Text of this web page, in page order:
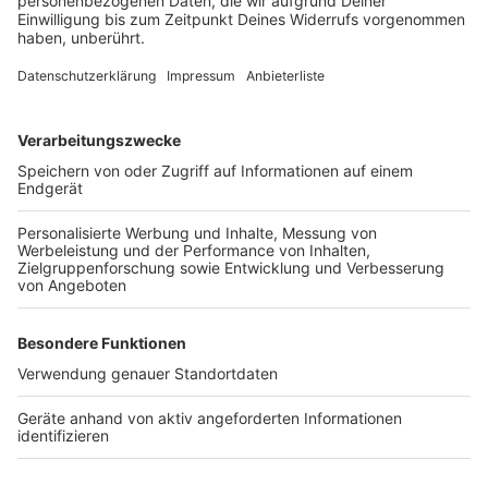
Menschen, die als immun gelten oder einen negativen
Test vorweisen können. Bundestag und Bundesrat
müssen diesen Verordnungen zustimmen - beim
Anzeige
DAUER DER REGELUNGEN
Anzeige
Sowohl die Bundes-Notbremse als auch die
Möglichkeit zu Bundes-Verordnungen gelten nur,
solange in Deutschland eine epidemische Lage von
nationaler Tragweite als festgestellt gilt. Derzeit ist
das der Fall, allerdings muss der Bundestag dies alle